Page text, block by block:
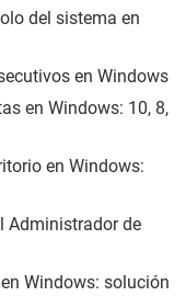
del sistema en
en Windows
en Windows: 10, 8,
en Windows:
Administrador de
Windows: solución